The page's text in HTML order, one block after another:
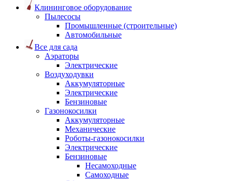
Клининговое оборудование
Пылесосы
Промышленные (строительные)
Автомобильные
Все для сада
Аэраторы
Электрические
Воздуходувки
Аккумуляторные
Электрические
Бензиновые
Газонокосилки
Аккумуляторные
Механические
Роботы-газонокосилки
Электрические
Бензиновые
Несамоходные
Самоходные